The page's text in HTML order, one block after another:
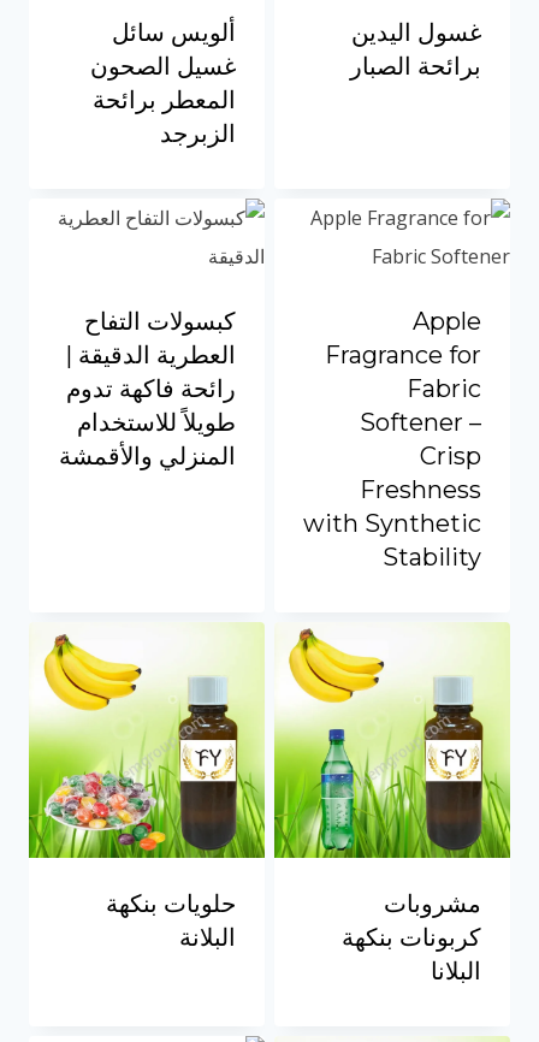
غسول اليدين
برائحة الصبار
ألويس سائل
غسيل الصحون
المعطر برائحة
الزبرجد
Apple
Fragrance for
Fabric
Softener –
Crisp
Freshness
with Synthetic
Stability
كبسولات التفاح
العطرية الدقيقة |
رائحة فاكهة تدوم
طويلاً للاستخدام
المنزلي والأقمشة
مشروبات
كربونات بنكهة
البلانا
حلويات بنكهة
البلانة